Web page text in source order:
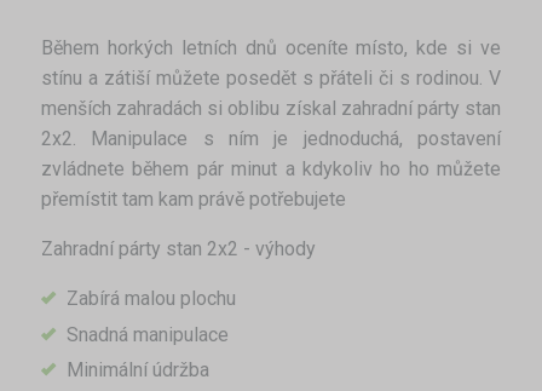
Během horkých letních dnů oceníte místo, kde si ve
stínu a zátiší můžete posedět s přáteli či s rodinou. V
menších zahradách si oblibu získal zahradní párty stan
2x2. Manipulace s ním je jednoduchá, postavení
zvládnete během pár minut a kdykoliv ho ho můžete
přemístit tam kam právě potřebujete
Zahradní párty stan 2x2 - výhody
Zabírá malou plochu
Snadná manipulace
Minimální údržba